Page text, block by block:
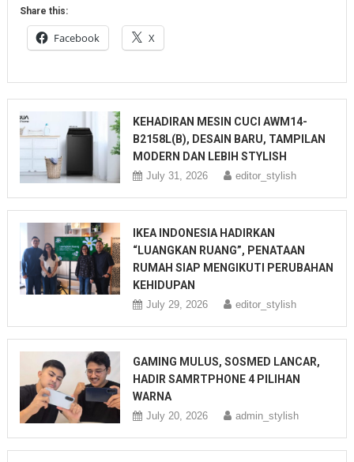
Share this:
Facebook X
KEHADIRAN MESIN CUCI AWM14-
B2158L(B), DESAIN BARU, TAMPILAN
MODERN DAN LEBIH STYLISH
July 31, 2026 editor_stylish
IKEA INDONESIA HADIRKAN
“LUANGKAN RUANG”, PENATAAN
RUMAH SIAP MENGIKUTI PERUBAHAN
KEHIDUPAN
July 29, 2026 editor_stylish
GAMING MULUS, SOSMED LANCAR,
HADIR SAMRTPHONE 4 PILIHAN
WARNA
July 20, 2026 admin_stylish